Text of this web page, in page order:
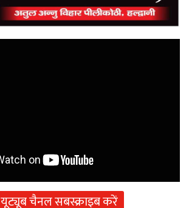
यूट्यूब चैनल सबस्क्राइब करें